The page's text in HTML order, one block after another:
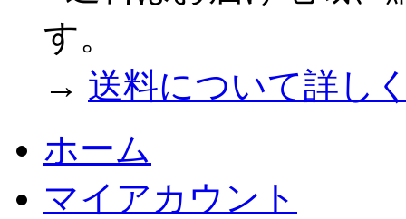
す。
→ 送料について詳し
ホーム
マイアカウント